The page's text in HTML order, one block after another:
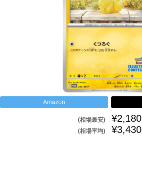
Amazon
(相場最安) ¥2,180
(相場平均) ¥3,430